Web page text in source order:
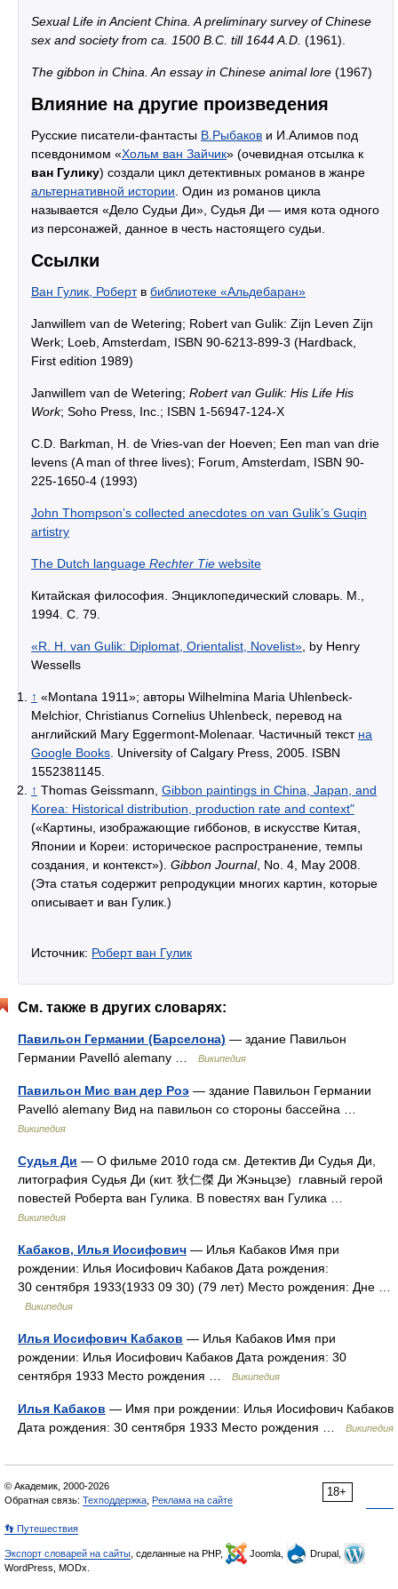
Sexual Life in Ancient China. A preliminary survey of Chinese
sex and society from ca. 1500 B.C. till 1644 A.D. (1961).
The gibbon in China. An essay in Chinese animal lore (1967)
Влияние на другие произведения
Русские писатели-фантасты В.Рыбаков и И.Алимов под
псевдонимом «Хольм ван Зайчик» (очевидная отсылка к
ван Гулику) создали цикл детективных романов в жанре
альтернативной истории. Один из романов цикла
называется «Дело Судьи Ди», Судья Ди — имя кота одного
из персонажей, данное в честь настоящего судьи.
Ссылки
Ван Гулик, Робертв библиотеке «Альдебаран»
Janwillem van de Wetering; Robert van Gulik: Zijn Leven Zijn
Werk; Loeb, Amsterdam, ISBN 90-6213-899-3 (Hardback,
First edition 1989)
Janwillem van de Wetering; Robert van Gulik: His Life His
Work; Soho Press, Inc.; ISBN 1-56947-124-X
C.D. Barkman, H. de Vries-van der Hoeven; Een man van drie
levens (A man of three lives); Forum, Amsterdam, ISBN 90-
225-1650-4 (1993)
John Thompson’s collected anecdotes on van Gulik’s Guqin
artistry
The Dutch language Rechter Tie website
Китайская философия. Энциклопедический словарь. М.,
1994. С. 79.
«R. H. van Gulik: Diplomat, Orientalist, Novelist», by Henry
Wessells
↑ «Montana 1911»; авторы Wilhelmina Maria Uhlenbeck-
Melchior, Christianus Cornelius Uhlenbeck, перевод на
английский Mary Eggermont-Molenaar. Частичный текст на
Google Books. University of Calgary Press, 2005. ISBN
1552381145.
↑ Thomas Geissmann, Gibbon paintings in China, Japan, and
Korea: Historical distribution, production rate and context"
(«Картины, изображающие гиббонов, в искусстве Китая,
Японии и Кореи: историческое распространение, темпы
создания, и контекст»). Gibbon Journal, No. 4, May 2008.
(Эта статья содержит репродукции многих картин, которые
описывает и ван Гулик.)
Источник: Роберт ван Гулик
См. также в других словарях:
Павильон Германии (Барселона) — здание Павильон
Германии Pavelló alemany …
Википедия
Павильон Мис ван дер Роэ — здание Павильон Германии
Pavelló alemany Вид на павильон со стороны бассейна …
Википедия
Судья Ди — О фильме 2010 года см. Детектив Ди Судья Ди,
литография Судья Ди (кит. 狄仁傑 Ди Жэньцзе) главный герой
повестей Роберта ван Гулика. В повестях ван Гулика …
Википедия
Кабаков, Илья Иосифович — Илья Кабаков Имя при
рождении: Илья Иосифович Кабаков Дата рождения:
30 сентября 1933(1933 09 30) (79 лет) Место рождения: Дне …
Википедия
Илья Иосифович Кабаков — Илья Кабаков Имя при
рождении: Илья Иосифович Кабаков Дата рождения: 30
сентября 1933 Место рождения …
Википедия
Илья Кабаков — Имя при рождении: Илья Иосифович Кабаков
Дата рождения: 30 сентября 1933 Место рождения …
Википедия
18+
© Академик, 2000-2026
Обратная связь: Техподдержка Реклама на сайте
👣 Путешествия
Экспорт словарей на сайты , сделанные на PHP, Joomla,
Drupal,
WordPress, MODx.